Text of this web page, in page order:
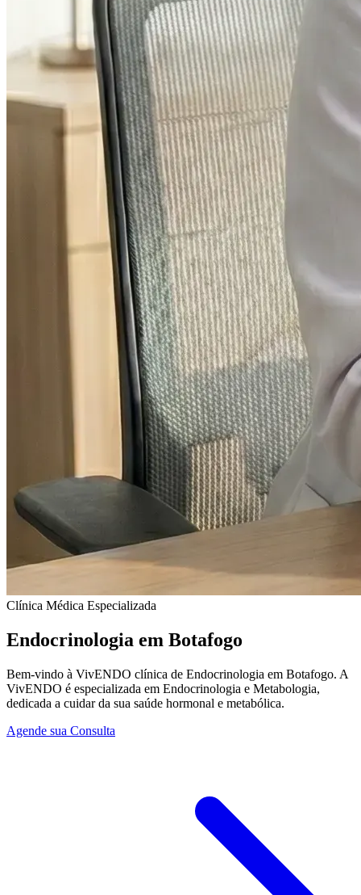
Clínica Médica Especializada
Endocrinologia em Botafogo
Bem-vindo à VivENDO clínica de Endocrinologia em Botafogo. A
VivENDO é especializada em Endocrinologia e Metabologia,
dedicada a cuidar da sua saúde hormonal e metabólica.
Agende sua Consulta